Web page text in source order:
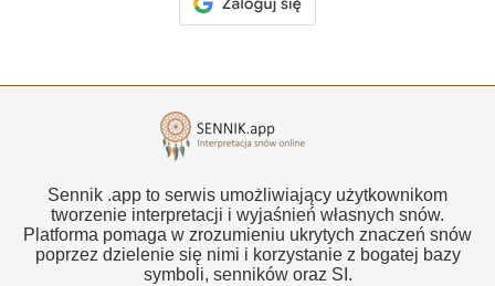
Sennik .app to serwis umożliwiający użytkownikom
tworzenie interpretacji i wyjaśnień własnych snów.
Platforma pomaga w zrozumieniu ukrytych znaczeń snów
poprzez dzielenie się nimi i korzystanie z bogatej bazy
symboli, senników oraz SI.